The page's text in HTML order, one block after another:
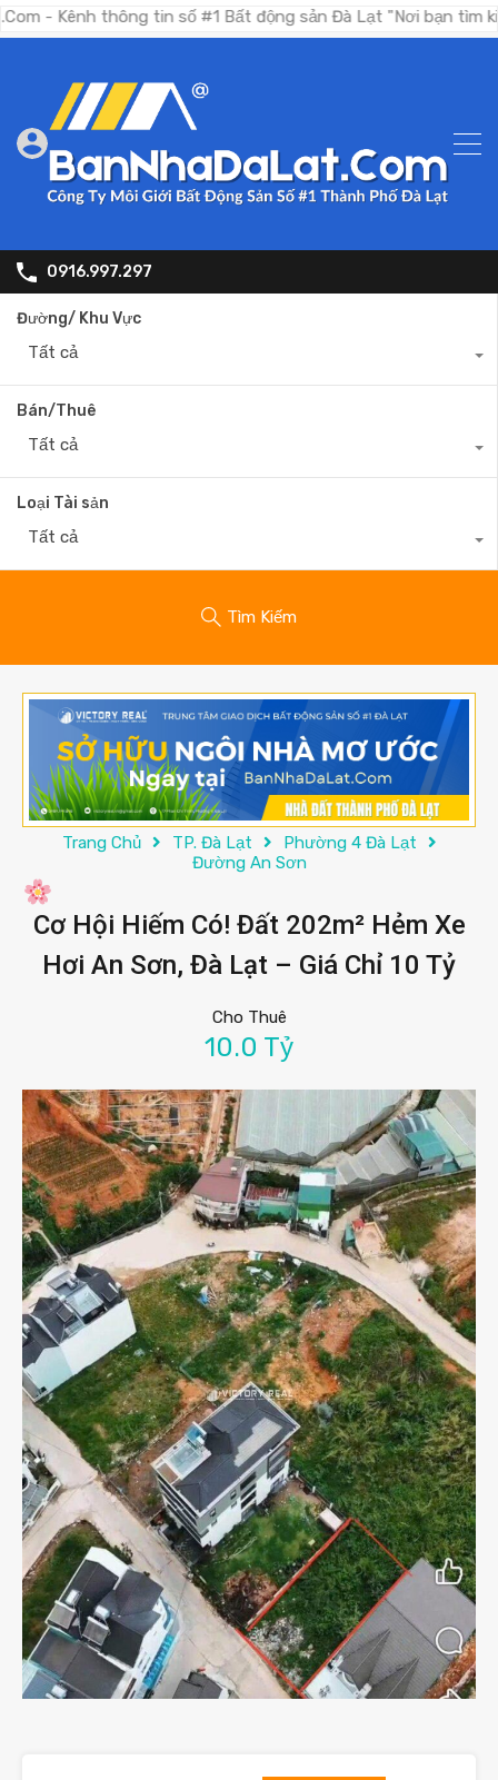
thông tin số #1 Bất động sản Đà Lạt "Nơi bạn tìm kiếm
0916.997.297
Đường/ Khu Vực
Tất cả
Bán/Thuê
Tất cả
Loại Tài sản
Tất cả
Tìm Kiếm
Trang Chủ TP. Đà Lạt
Phường 4 Đà Lạt
Đường An Sơn
Cơ Hội Hiếm Có! Đất 202m² Hẻm Xe
Hơi An Sơn, Đà Lạt – Giá Chỉ 10 Tỷ
Cho Thuê
10.0 Tỷ